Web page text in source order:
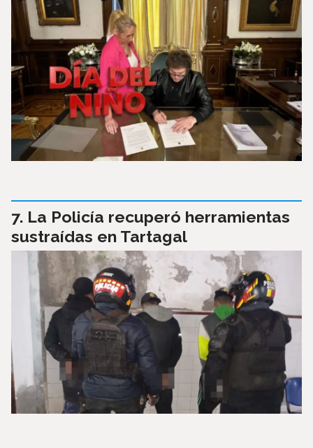
La Policía recuperó herramientas
sustraídas en Tartagal